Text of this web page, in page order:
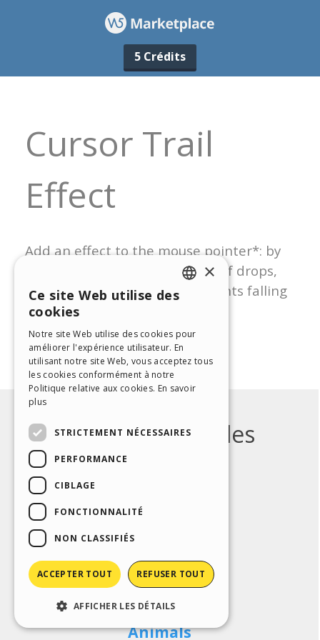
5 Crédits
ENGLISH
GERMAN
SPANISH
×
Ce site Web utilise des
cookies
Notre site Web utilise des cookies pour
améliorer l'expérience utilisateur. En
utilisant notre site Web, vous acceptez tous
les cookies conformément à notre
Politique relative aux cookies. En savoir
plus
STRICTEMENT NÉCESSAIRES
PERFORMANCE
CIBLAGE
FONCTIONNALITÉ
NON CLASSIFIÉS
ACCEPTER TOUT REFUSER TOUT
AFFICHER LES DÉTAILS